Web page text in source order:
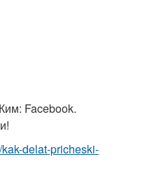
Facebook.
delat-pricheski-